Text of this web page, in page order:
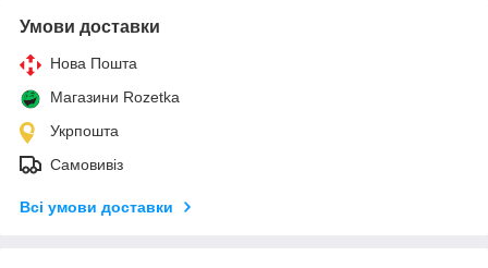
Умови доставки
Нова Пошта
Магазини Rozetka
Укрпошта
Самовивіз
Всі умови доставки